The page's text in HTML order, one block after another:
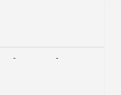
- -